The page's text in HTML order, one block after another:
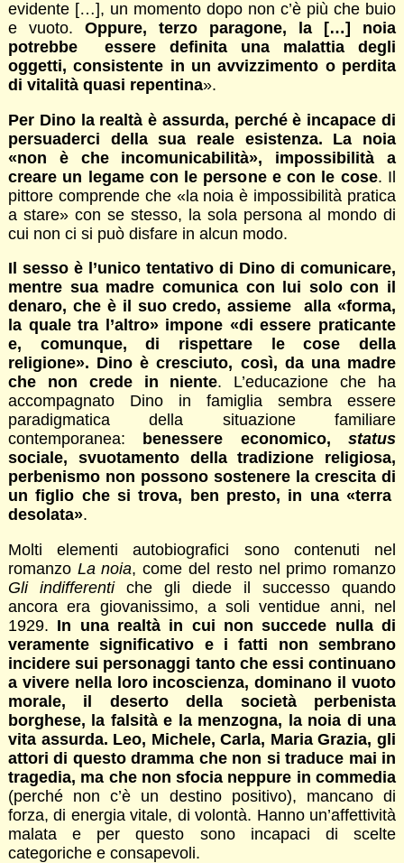
evidente […], un momento dopo non c’è più che buio
e vuoto. Oppure, terzo paragone, la […] noia
potrebbe essere definita una malattia degli
oggetti, consistente in un avvizzimento o perdita
di vitalità quasi repentina».
Per Dino la realtà è assurda, perché è incapace di
persuaderci della sua reale esistenza. La noia
«non è che incomunicabilità», impossibilità a
creare un legame con le persone e con le cose. Il
pittore comprende che «la noia è impossibilità pratica
a stare» con se stesso, la sola persona al mondo di
cui non ci si può disfare in alcun modo.
Il sesso è l’unico tentativo di Dino di comunicare,
mentre sua madre comunica con lui solo con il
denaro, che è il suo credo, assieme alla «forma,
la quale tra l’altro» impone «di essere praticante
e, comunque, di rispettare le cose della
religione». Dino è cresciuto, così, da una madre
che non crede in niente. L’educazione che ha
accompagnato Dino in famiglia sembra essere
paradigmatica della situazione familiare
contemporanea:
benessere economico,status
sociale, svuotamento della tradizione religiosa,
perbenismo non possono sostenere la crescita di
un figlio che si trova, ben presto, in una «terra
desolata».
Molti elementi autobiografici sono contenuti nel
romanzo La noia, come del resto nel primo romanzo
Gli indifferenti che gli diede il successo quando
ancora era giovanissimo, a soli ventidue anni, nel
1929. In una realtà in cui non succede nulla di
veramente significativo e i fatti non sembrano
incidere sui personaggi tanto che essi continuano
a vivere nella loro incoscienza, dominano il vuoto
morale, il deserto della società perbenista
borghese, la falsità e la menzogna, la noia di una
vita assurda. Leo, Michele, Carla, Maria Grazia, gli
attori di questo dramma che non si traduce mai in
tragedia, ma che non sfocia neppure in commedia
(perché non c’è un destino positivo), mancano di
forza, di energia vitale, di volontà. Hanno un’affettività
malata e per questo sono incapaci di scelte
categoriche e consapevoli.